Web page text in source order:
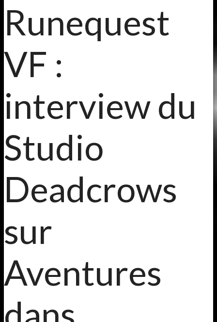
Runequest
VF :
interview du
Studio
Deadcrows
sur
Aventures